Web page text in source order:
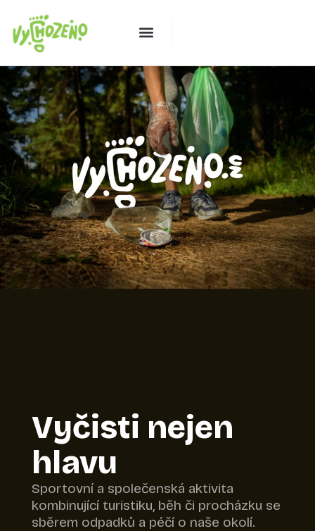
Vyčisti nejen
hlavu
Sportovní a společenská aktivita
kombinující turistiku, běh či procházku se
sběrem odpadků a péčí o naše okolí.